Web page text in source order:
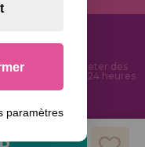
en ligne pour acheter des
rapide en 24 heures
paramètres